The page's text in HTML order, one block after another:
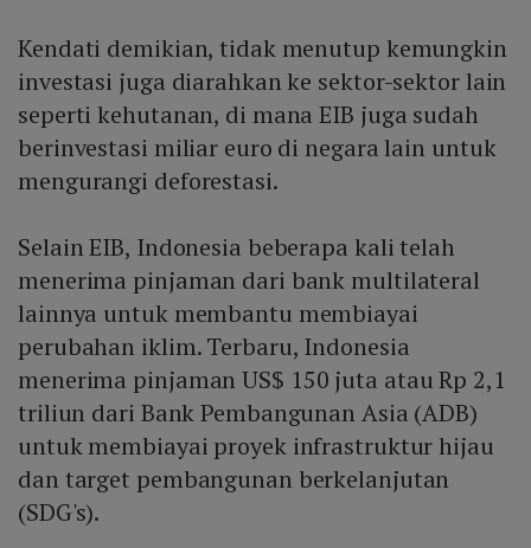
Kendati demikian, tidak menutup kemungkin
investasi juga diarahkan ke sektor-sektor lain
seperti kehutanan, di mana EIB juga sudah
berinvestasi miliar euro di negara lain untuk
mengurangi deforestasi.
Selain EIB, Indonesia beberapa kali telah
menerima pinjaman dari bank multilateral
lainnya untuk membantu membiayai
perubahan iklim. Terbaru, Indonesia
menerima pinjaman US$ 150 juta atau Rp 2,1
triliun dari Bank Pembangunan Asia (ADB)
untuk membiayai proyek infrastruktur hijau
dan target pembangunan berkelanjutan
(SDG's).